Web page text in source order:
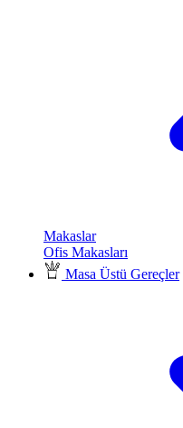
Makaslar
Ofis Makasları
Masa Üstü Gereçler